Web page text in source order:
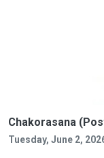
Chakorasana
Tuesday, June 2,